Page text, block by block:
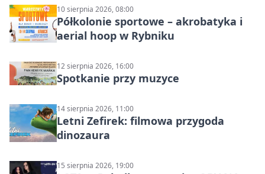
10 sierpnia 2026, 08:00
Półkolonie sportowe – akrobatyka i
aerial hoop w Rybniku
12 sierpnia 2026, 16:00
Spotkanie przy muzyce
14 sierpnia 2026, 11:00
Letni Zefirek: filmowa przygoda
dinozaura
15 sierpnia 2026, 19:00